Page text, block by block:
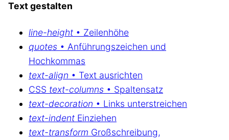
Text gestalten
line-height • Zeilenhöhe
quotes • Anführungszeichen und
Hochkommas
text-align • Text ausrichten
CSS text-columns • Spaltensatz
text-decoration • Links unterstreichen
text-indent Einziehen
text-transform Großschreibung,